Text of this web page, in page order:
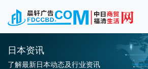
日本资讯
了解最新日本动态及行业资讯